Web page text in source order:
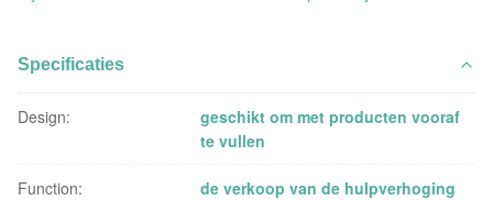
Specificaties
Design:
geschikt om met producten vooraf
te vullen
Function:
de verkoop van de hulpverhoging